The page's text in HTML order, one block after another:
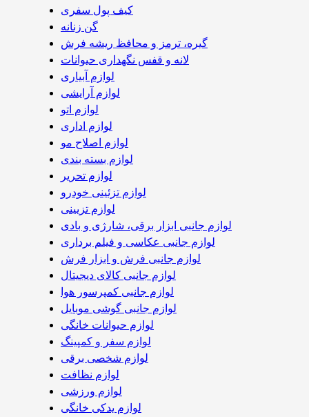
کیف پول سفری
گن زنانه
گیره، ترمز و محافظ ریشه فرش
لانه و قفس نگهداری حیوانات
لوازم آبیاری
لوازم آرایشی
لوازم اتو
لوازم اداری
لوازم اصلاح مو
لوازم بسته بندی
لوازم تحریر
لوازم تزئینی خودرو
لوازم تزیینی
لوازم جانبی ابزار برقی، شارژی و بادی
لوازم جانبی عکاسی و فیلم برداری
لوازم جانبی فرش و ابزار فرش
لوازم جانبی کالای دیجیتال
لوازم جانبی کمپرسور هوا
لوازم جانبی گوشی موبایل
لوازم حیوانات خانگی
لوازم سفر و کمپینگ
لوازم شخصی برقی
لوازم نظافت
لوازم ورزشی
لوازم یدکی خانگی